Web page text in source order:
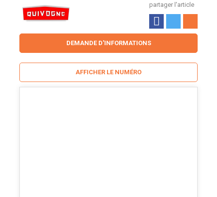
partager l'article
DEMANDE D'INFORMATIONS
AFFICHER LE NUMÉRO